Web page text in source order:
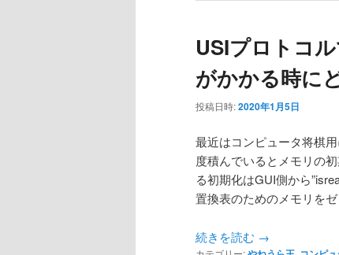
USIプロトコ
がかかる時に
投稿日時:2020年1月5日
最近はコンピュータ将棋
度積んでいるとメモリの
る初期化はGUI側から
置換表のためのメモリを
続きを読む →